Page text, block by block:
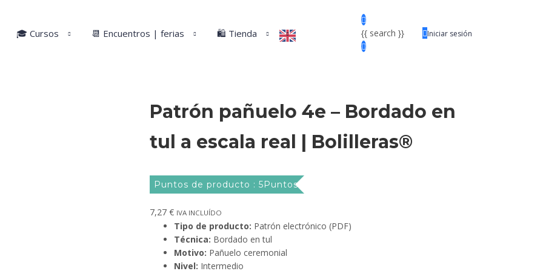
🎓 Cursos 📆 Encuentros | ferias 🛍️ Tienda {{ search }} Iniciar sesión
Patrón pañuelo 4e – Bordado en
tul a escala real | Bolilleras®
Puntos de producto : 5Puntos
7,27 € IVA INCLUÍDO
Tipo de producto: Patrón electrónico (PDF)
Técnica: Bordado en tul
Motivo: Pañuelo ceremonial
Nivel: Intermedio